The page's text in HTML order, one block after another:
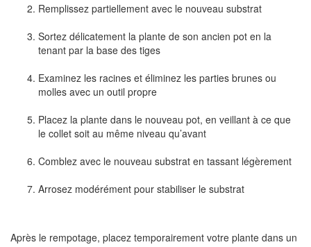
Remplissez partiellement avec le nouveau substrat
Sortez délicatement la plante de son ancien pot en la
tenant par la base des tiges
Examinez les racines et éliminez les parties brunes ou
molles avec un outil propre
Placez la plante dans le nouveau pot, en veillant à ce que
le collet soit au même niveau qu’avant
Comblez avec le nouveau substrat en tassant légèrement
Arrosez modérément pour stabiliser le substrat
Après le rempotage, placez temporairement votre plante dans un